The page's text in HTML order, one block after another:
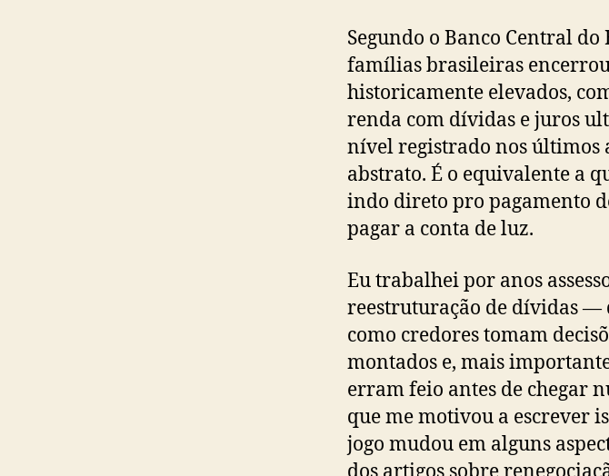
Segundo o Banco Central
famílias brasileiras
historicamente elevados,
renda com dívidas e juros
nível registrado nos últimos
abstrato. É o equivalente a
indo direto pro pagamento
pagar a conta de luz.
Eu trabalhei por anos
reestruturação de dívidas —
como credores tomam
montados e, mais
erram feio antes de chegar
que me motivou a escrever
jogo mudou em alguns